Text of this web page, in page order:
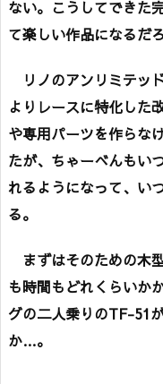
ない。こうしてできた
て楽しい作品になるだろ
リノのアンリミテッ
よりレースに特化した
や専用パーツを作らな
たが、ちゃーべんもい
れるようになって、い
る。
まずはそのための木
も時間もどれくらいか
グの二人乗りのTF-51
か…。